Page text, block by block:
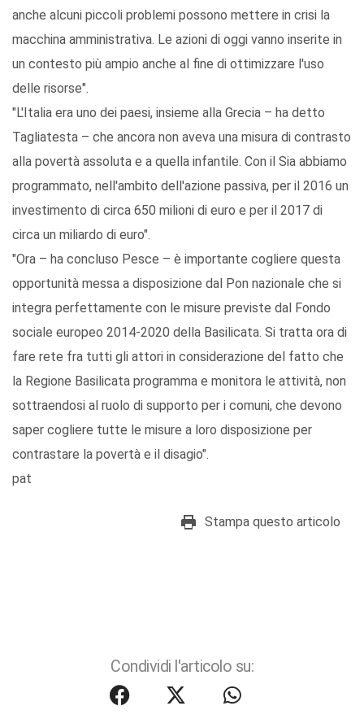
anche alcuni piccoli problemi possono mettere in crisi la
macchina amministrativa. Le azioni di oggi vanno inserite in
un contesto più ampio anche al fine di ottimizzare l'uso
delle risorse".
"L'Italia era uno dei paesi, insieme alla Grecia – ha detto
Tagliatesta – che ancora non aveva una misura di contrasto
alla povertà assoluta e a quella infantile. Con il Sia abbiamo
programmato, nell'ambito dell'azione passiva, per il 2016 un
investimento di circa 650 milioni di euro e per il 2017 di
circa un miliardo di euro".
"Ora – ha concluso Pesce – è importante cogliere questa
opportunità messa a disposizione dal Pon nazionale che si
integra perfettamente con le misure previste dal Fondo
sociale europeo 2014-2020 della Basilicata. Si tratta ora di
fare rete fra tutti gli attori in considerazione del fatto che
la Regione Basilicata programma e monitora le attività, non
sottraendosi al ruolo di supporto per i comuni, che devono
saper cogliere tutte le misure a loro disposizione per
contrastare la povertà e il disagio".
pat
Stampa questo articolo
Condividi l'articolo su: